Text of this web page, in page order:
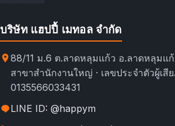
บริษัท แฮปปี้ เมทอล จำกัด
88/11 ม.6 ต.ลาดหลุมแก้ว อ.ลาดหลุมแ
สาขาสำนักงานใหญ่ · เลขประจำตัวผู้เสี
0135566033431
LINE ID: @happym